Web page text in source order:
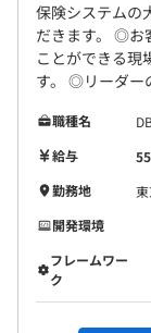
保険システムの
だきます。 ◎お
ことができる現
す。 ◎リーダー
職種名
給与
勤務地
開発環境
フレームワー
ク